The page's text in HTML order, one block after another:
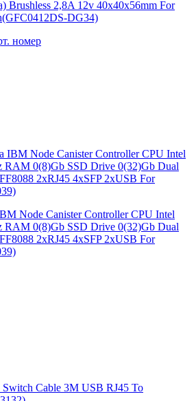
Brushless 2,8A 12v 40x40x56mm For
DG34)
номер
Node Canister Controller CPU Intel
RAM 0(8)Gb SSD Drive 0(32)Gb Dual
2xRJ45 4xSFP 2xUSB For